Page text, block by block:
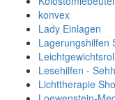
konvex
Lady Einlagen
Lagerungshilfen
Lesehilfen -
Lichttherapie